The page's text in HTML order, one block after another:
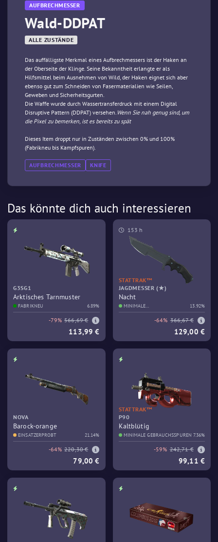
AUFBRECHMESSER
Wald-DDPAT
ALLE ZUSTÄNDE
Das auffälligste Merkmal eines Aufbrechmessers ist der Haken an
der Oberseite der Klinge. Seine Bekanntheit erlangte er als
Hilfsmittel beim Ausnehmen von Wild, der Haken eignet sich aber
ebenso gut zum Schneiden von Fasermaterialien wie Seilen,
Geweben und Sicherheitsgurten.
Die Waffe wurde durch Wassertransferdruck mit einem Digital
Disruptive Pattern (DDPAT) versehen. Wenn Sie nah genug sind, um
die Pixel zu bemerken, ist es bereits zu spät
Dieses Item droppt nur in Zuständen zwischen 0% und 100%
(Fabrikneu bis Kampfspuren).
AUFBRECHMESSER KNIFE
Das könnte dich auch interessieren
G3SG1
Arktisches Tarnmuster
FABRIKNEU 6.89%
-79% 566,69 €
113,99 €
153 h
STATTRAK™
JAGDMESSER (★)
Nacht
MINIMALE
GEBRAUCHSSPUREN
13.92%
-64% 366,67 €
129,00 €
NOVA
Barock-orange
EINSATZERPROBT 21.14%
-64% 220,30 €
79,00 €
STATTRAK™
P90
Kaltblütig
MINIMALE GEBRAUCHSSPUREN 7.36%
-59% 242,71 €
99,11 €